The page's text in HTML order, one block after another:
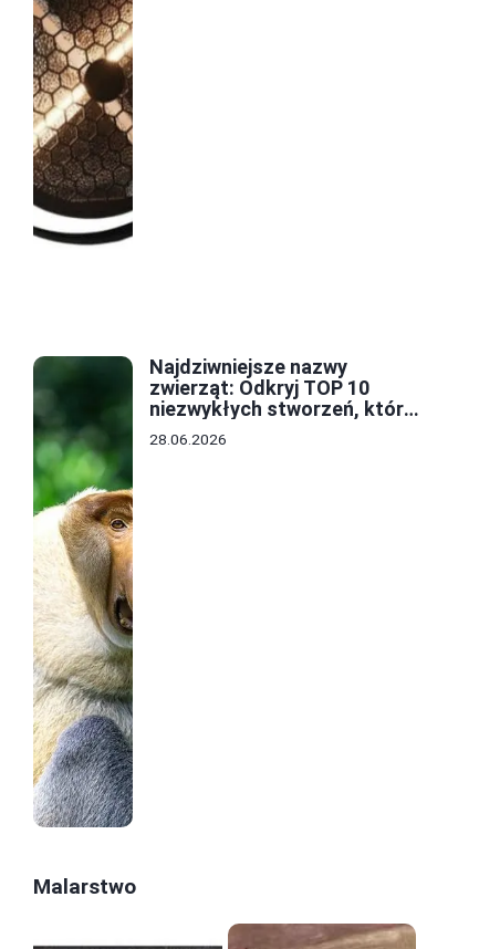
Najdziwniejsze nazwy
zwierząt: Odkryj TOP 10
niezwykłych stworzeń, które
zaskoczą każdego
28.06.2026
Malarstwo